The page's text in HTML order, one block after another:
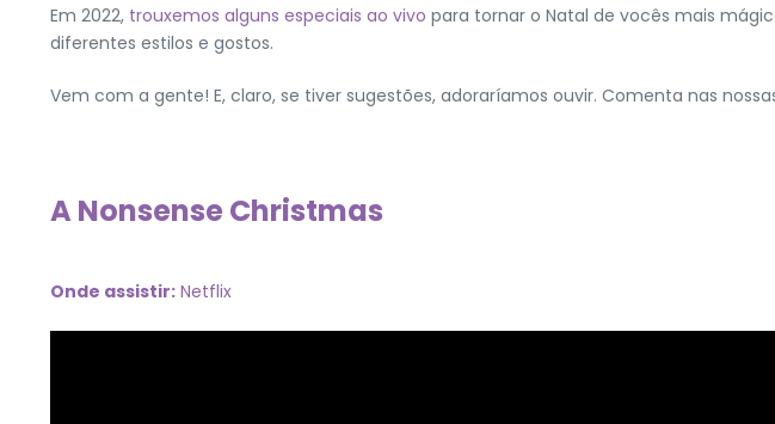
Em 2022, trouxemos alguns especiais ao vivo para tornar o Natal de vocês mais
diferentes estilos e gostos.
Vem com a gente! E, claro, se tiver sugestões, adoraríamos ouvir. Comenta nas
A Nonsense Christmas
Onde assistir: Netflix